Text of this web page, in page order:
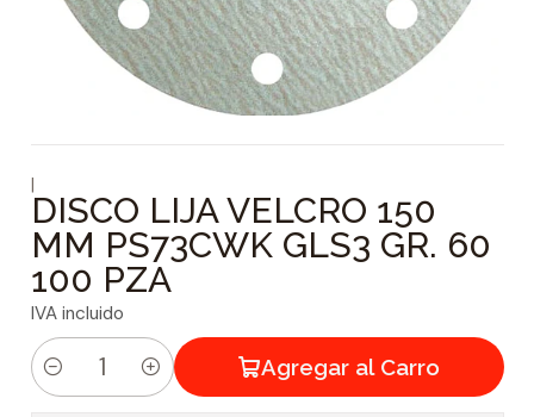
|
DISCO LIJA VELCRO 150
MM PS73CWK GLS3 GR. 60
100 PZA
IVA incluido
C
Agregar al Carro